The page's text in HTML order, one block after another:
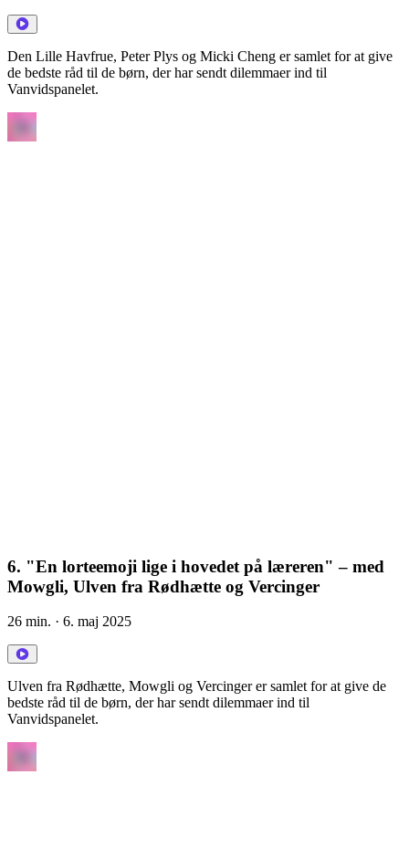
Den Lille Havfrue, Peter Plys og Micki Cheng er samlet for at give
de bedste råd til de børn, der har sendt dilemmaer ind til
Vanvidspanelet.
6. "En lorteemoji lige i hovedet på læreren" – med
Mowgli, Ulven fra Rødhætte og Vercinger
26 min. · 6. maj 2025
Ulven fra Rødhætte, Mowgli og Vercinger er samlet for at give de
bedste råd til de børn, der har sendt dilemmaer ind til
Vanvidspanelet.